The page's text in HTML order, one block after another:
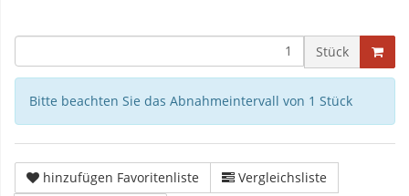
Stück
Bitte beachten Sie das Abnahmeintervall von 1 Stück
hinzufügen Favoritenliste
Vergleichsliste